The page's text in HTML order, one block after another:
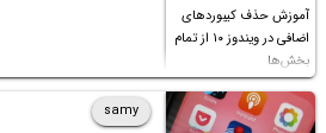
آموزش حذف کیبوردهای
اضافی در ویندوز ۱۰ از تمام
بخش‌ها
samy